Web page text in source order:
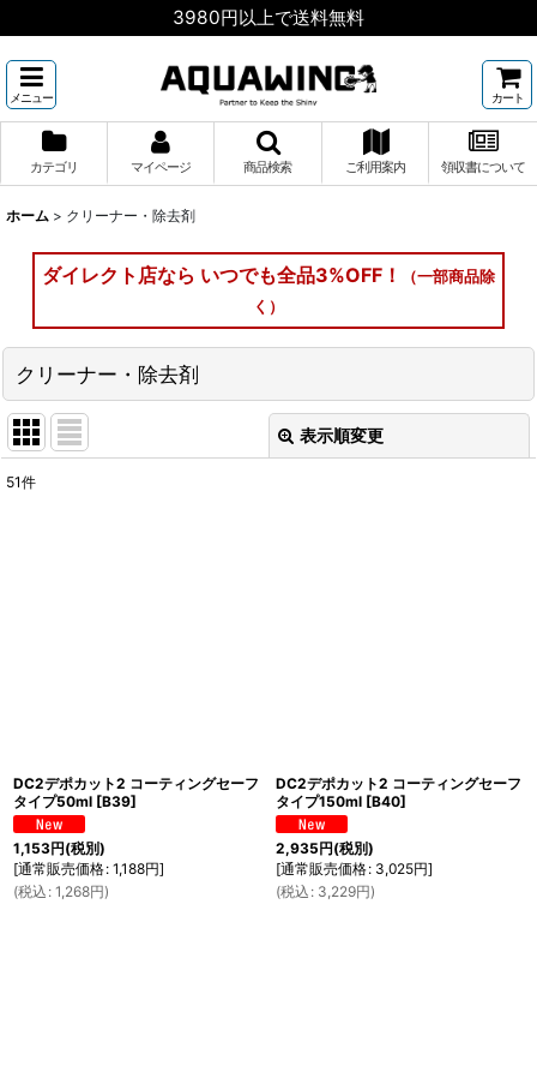
3980円以上で送料無料
メニュー カート
カテゴリ マイページ 商品検索 ご利用案内 領収書について
ホーム > クリーナー・除去剤
ダイレクト店なら いつでも全品3%OFF！
（一部商品除
く）
クリーナー・除去剤
表示順変更
51件
DC2デポカット2 コーティングセーフ
タイプ50ml [B39]
1,153円(税別)
[通常販売価格: 1,188円]
(税込 : 1,268円)
DC2デポカット2 コーティングセーフ
タイプ150ml [B40]
2,935円(税別)
[通常販売価格: 3,025円]
(税込 : 3,229円)